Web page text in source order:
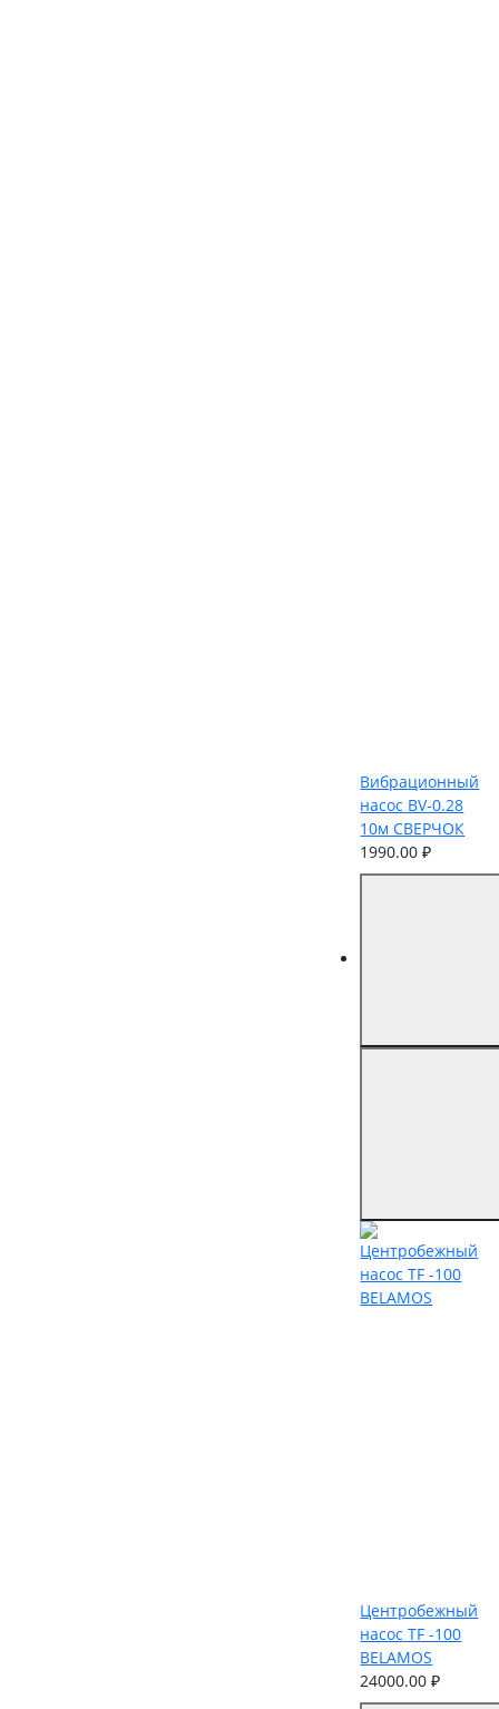
Вибрационный
насос BV-0.28
10м СВЕРЧОК
1990.00 ₽
Центробежный
насос TF -100
BELAMOS
24000.00 ₽